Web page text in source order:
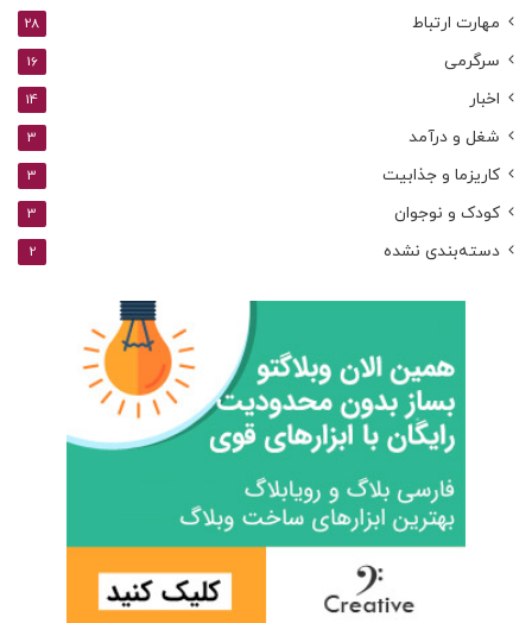
مهارت ارتباط 28
سرگرمی 16
اخبار 14
شغل و درآمد 3
کاریزما و جذابیت 3
کودک و نوجوان 3
دسته‌بندی نشده 2